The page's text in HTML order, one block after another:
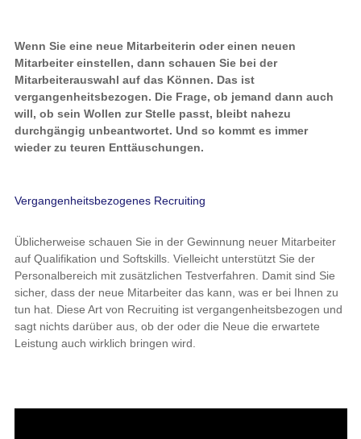
Wenn Sie eine neue Mitarbeiterin oder einen neuen
Mitarbeiter einstellen, dann schauen Sie bei der
Mitarbeiterauswahl auf das Können. Das ist
vergangenheitsbezogen. Die Frage, ob jemand dann auch
will, ob sein Wollen zur Stelle passt, bleibt nahezu
durchgängig unbeantwortet. Und so kommt es immer
wieder zu teuren Enttäuschungen.
Vergangenheitsbezogenes Recruiting
Üblicherweise schauen Sie in der Gewinnung neuer Mitarbeiter
auf Qualifikation und Softskills. Vielleicht unterstützt Sie der
Personalbereich mit zusätzlichen Testverfahren. Damit sind Sie
sicher, dass der neue Mitarbeiter das kann, was er bei Ihnen zu
tun hat. Diese Art von Recruiting ist vergangenheitsbezogen und
sagt nichts darüber aus, ob der oder die Neue die erwartete
Leistung auch wirklich bringen wird.